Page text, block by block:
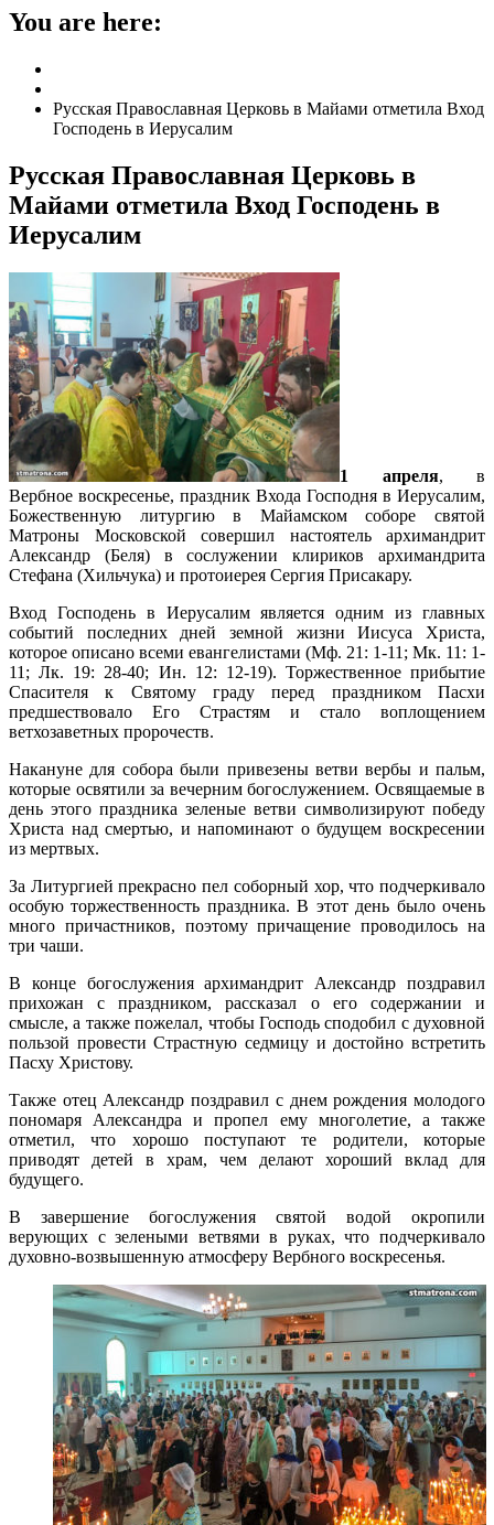
You are here:
Русская Православная Церковь в Майами отметила Вход
Господень в Иерусалим
Русская Православная Церковь в
Майами отметила Вход Господень в
Иерусалим
1 апреля, в
Вербное воскресенье, праздник Входа Господня в Иерусалим,
Божественную литургию в Майамском соборе святой
Матроны Московской совершил настоятель архимандрит
Александр (Беля) в сослужении клириков архимандрита
Стефана (Хильчука) и протоиерея Сергия Присакару.
Вход Господень в Иерусалим является одним из главных
событий последних дней земной жизни Иисуса Христа,
которое описано всеми евангелистами (Мф. 21: 1-11; Мк. 11: 1-
11; Лк. 19: 28-40; Ин. 12: 12-19). Торжественное прибытие
Спасителя к Святому граду перед праздником Пасхи
предшествовало Его Страстям и стало воплощением
ветхозаветных пророчеств.
Накануне для собора были привезены ветви вербы и пальм,
которые освятили за вечерним богослужением. Освящаемые в
день этого праздника зеленые ветви символизируют победу
Христа над смертью, и напоминают о будущем воскресении
из мертвых.
За Литургией прекрасно пел соборный хор, что подчеркивало
особую торжественность праздника. В этот день было очень
много причастников, поэтому причащение проводилось на
три чаши.
В конце богослужения архимандрит Александр поздравил
прихожан с праздником, рассказал о его содержании и
смысле, а также пожелал, чтобы Господь сподобил с духовной
пользой провести Страстную седмицу и достойно встретить
Пасху Христову.
Также отец Александр поздравил с днем рождения молодого
пономаря Александра и пропел ему многолетие, а также
отметил, что хорошо поступают те родители, которые
приводят детей в храм, чем делают хороший вклад для
будущего.
В завершение богослужения святой водой окропили
верующих с зелеными ветвями в руках, что подчеркивало
духовно-возвышенную атмосферу Вербного воскресенья.